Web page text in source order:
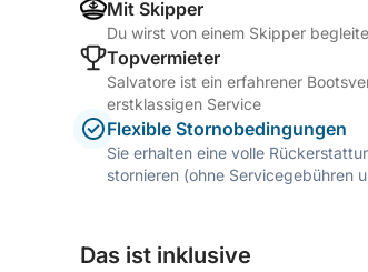
Mit Skipper
Du wirst von einem Skipper
Topvermieter
Salvatore ist ein erfahrener
erstklassigen Service
Flexible Stornobedingungen
Sie erhalten eine volle
stornieren (ohne Servicegebühren
Das ist inklusive